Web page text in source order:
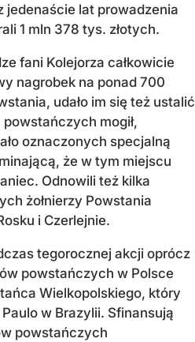
jedenaście lat prowadzenia
1 mln 378 tys. złotych.
fani Kolejorza całkowicie
nagrobek na ponad 700
udało im się też ustalić
mogił,
oznaczonych specjalną
że w tym miejscu
Odnowili też kilka
żołnierzy Powstania
i Czerlejnie.
tegorocznej akcji oprócz
powstańczych w Polsce
Wielkopolskiego, który
w Brazylii. Sfinansują
powstańczych